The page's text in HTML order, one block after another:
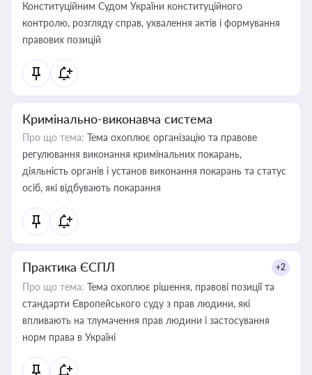
Конституційним Судом України конституційного
контролю, розгляду справ, ухвалення актів і формування
правових позицій
Кримінально-виконавча система
Про що тема: Тема охоплює організацію та правове
регулювання виконання кримінальних покарань,
діяльність органів і установ виконання покарань та статус
осіб, які відбувають покарання
Практика ЄСПЛ +2
Про що тема: Тема охоплює рішення, правові позиції та
стандарти Європейського суду з прав людини, які
впливають на тлумачення прав людини і застосування
норм права в Україні